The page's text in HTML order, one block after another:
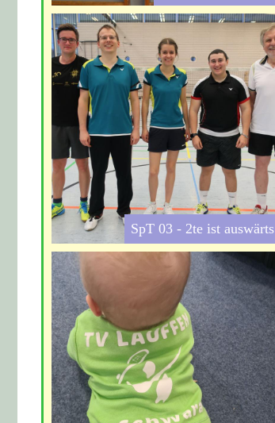
SpT 03 - 2te ist auswärts